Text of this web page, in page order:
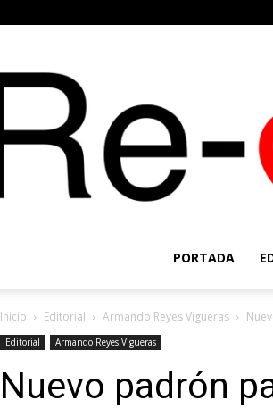
PORTADA
Inicio Editorial Armando Reyes Vigueras
Editorial Armando Reyes Vigueras
Nuevo padrón